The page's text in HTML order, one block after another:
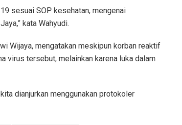
sesuai SOP kesehatan, mengenai
kata Wahyudi.
Wijaya, mengatakan meskipun korban reaktif
virus tersebut, melainkan karena luka dalam
dianjurkan menggunakan protokoler